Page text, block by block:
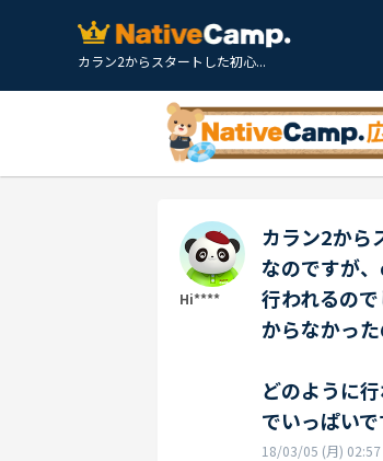
カラン2からスタートした初心...
Hi****
カラン2から
なのですが
行われるの
からなかっ
どのように
でいっぱいで
18/03/05 (月) 02:57